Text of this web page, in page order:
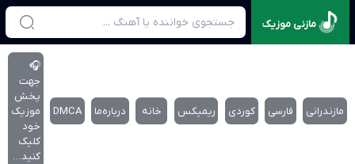
مازنی موزیک
مازندرانی فارسی کوردی ریمیکس خانه درباره‌‌ما DMCA
🎧
جهت
پخش
موزیک
خود
کلیک
کنید…